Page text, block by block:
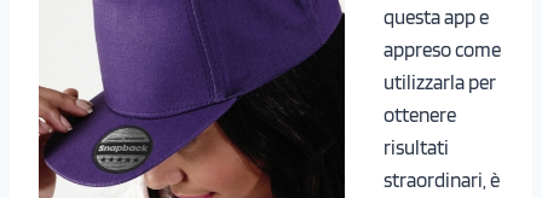
questa app e
appreso come
utilizzarla per
ottenere
risultati
straordinari, è